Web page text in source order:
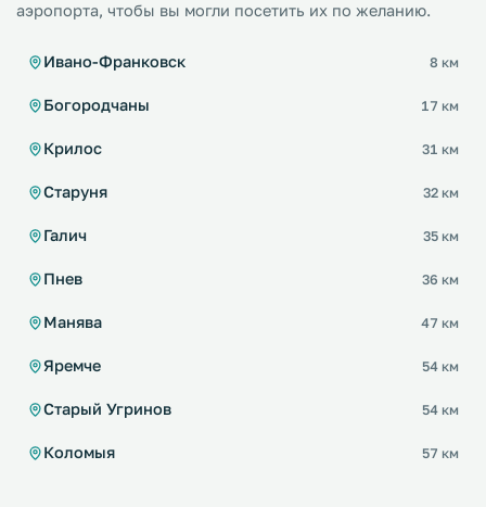
аэропорта, чтобы вы могли посетить их по желанию.
Ивано-Франковск 8 км
Богородчаны 17 км
Крилос 31 км
Старуня 32 км
Галич 35 км
Пнев 36 км
Манява 47 км
Яремче 54 км
Старый Угринов 54 км
Коломыя 57 км